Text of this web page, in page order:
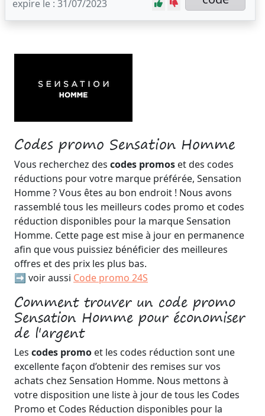
Codes promo Sensation Homme
Vous recherchez des codes promos et des codes
réductions pour votre marque préférée, Sensation
Homme ? Vous êtes au bon endroit ! Nous avons
rassemblé tous les meilleurs codes promo et codes
réduction disponibles pour la marque Sensation
Homme. Cette page est mise à jour en permanence
afin que vous puissiez bénéficier des meilleures
offres et des prix les plus bas.
➡️ voir aussi Code promo 24S
Comment trouver un code promo
Sensation Homme pour économiser
de l'argent
Les codes promo et les codes réduction sont une
excellente façon d’obtenir des remises sur vos
achats chez Sensation Homme. Nous mettons à
votre disposition une liste à jour de tous les Codes
Promo et Codes Réduction disponibles pour la
expire le : 31/07/2023